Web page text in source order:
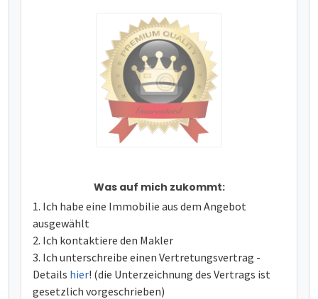
Was auf mich zukommt:
Ich habe eine Immobilie aus dem Angebot
ausgewählt
Ich kontaktiere den Makler
Ich unterschreibe einen Vertretungsvertrag -
Details hier! (die Unterzeichnung des Vertrags ist
gesetzlich vorgeschrieben)